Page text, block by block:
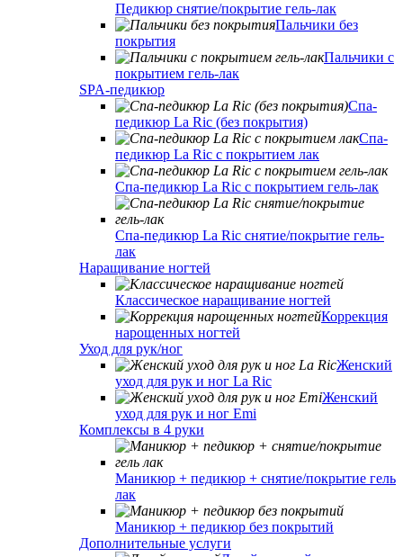
Педикюр снятие/покрытие гель-лак
Пальчики без
покрытия
Пальчики с
покрытием гель-лак
SPA-педикюр
Спа-
педикюр La Ric (без покрытия)
Спа-
педикюр La Ric с покрытием лак
Спа-педикюр La Ric с покрытием гель-лак
Спа-педикюр La Ric снятие/покрытие гель-
лак
Наращивание ногтей
Классическое наращивание ногтей
Коррекция
нарощенных ногтей
Уход для рук/ног
Женский
уход для рук и ног La Ric
Женский
уход для рук и ног Emi
Комплексы в 4 руки
Маникюр + педикюр + снятие/покрытие гель
лак
Маникюр + педикюр без покрытий
Дополнительные услуги